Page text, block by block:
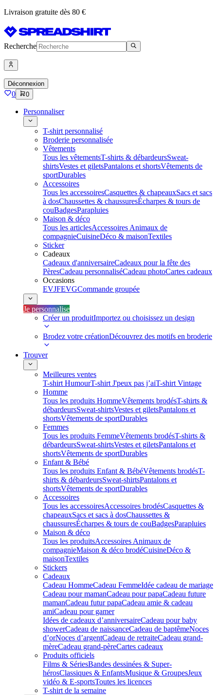
Livraison gratuite dès 80 €
Recherche
Déconnexion
0 0
Personnaliser
T-shirt personnalisé
Broderie personnalisée
Vêtements
Tous les vêtementsT-shirts & débardeursSweat-
shirtsVestes et giletsPantalons et shortsVêtements de
sportDurables
Accessoires
Tous les accessoiresCasquettes & chapeauxSacs et sacs
à dosChaussettes & chaussuresÉcharpes & tours de
couBadgesParapluies
Maison & déco
Tous les articlesAccessoires Animaux de
compagnieCuisineDéco & maisonTextiles
Sticker
Cadeaux
Cadeaux d'anniversaireCadeaux pour la fête des
PèresCadeau personnaliséCadeau photoCartes cadeaux
Occasions
EVJFEVGCommande groupée
Je personnalise
Créer un produitImportez ou choisissez un design
Brodez votre créationDécouvrez des motifs en broderie
Trouver
Meilleures ventes
T-shirt HumourT-shirt J'peux pas j’aiT-shirt Vintage
Homme
Tous les produits HommeVêtements brodésT-shirts &
débardeursSweat-shirtsVestes et giletsPantalons et
shortsVêtements de sportDurables
Femmes
Tous les produits FemmeVêtements brodésT-shirts &
débardeursSweat-shirtsVestes et giletsPantalons et
shortsVêtements de sportDurables
Enfant & Bébé
Tous les produits Enfant & BébéVêtements brodésT-
shirts & débardeursSweat-shirtsPantalons et
shortsVêtements de sportDurables
Accessoires
Tous les accessoiresAccessoires brodésCasquettes &
chapeauxSacs et sacs à dosChaussettes &
chaussuresÉcharpes & tours de couBadgesParapluies
Maison & déco
Tous les produitsAccessoires Animaux de
compagnieMaison & déco brodéCuisineDéco &
maisonTextiles
Stickers
Cadeaux
Cadeau HommeCadeau FemmeIdée cadeau de mariage​
Cadeau pour mamanCadeau pour papaCadeau future
mamanCadeau futur papaCadeau amie & cadeau
amiCadeau pour gamer
Idées de cadeaux d’anniversaireCadeau pour baby
showerCadeau de naissanceCadeau de baptêmeNoces
d’orNoces d’argentCadeau de retraiteCadeau grand-
mèreCadeau grand-pèreCartes cadeaux
Produits officiels
Films & SériesBandes dessinées & Super-
hérosClassiques & EnfantsMusique & GroupesJeux
vidéo & E-sportsToutes les licences
T-shirt de la semaine